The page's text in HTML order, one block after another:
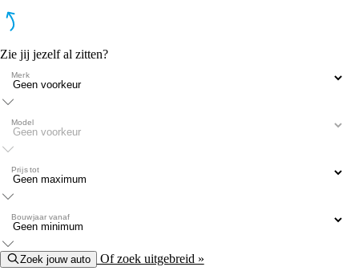
Zie jij jezelf al zitten?
Merk
Model
Prijs tot
Bouwjaar vanaf
Zoek jouw auto Of zoek uitgebreid »